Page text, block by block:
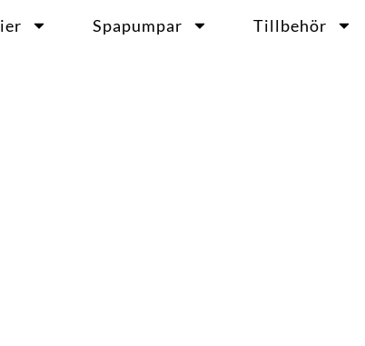
Spapumpar Tillbehör